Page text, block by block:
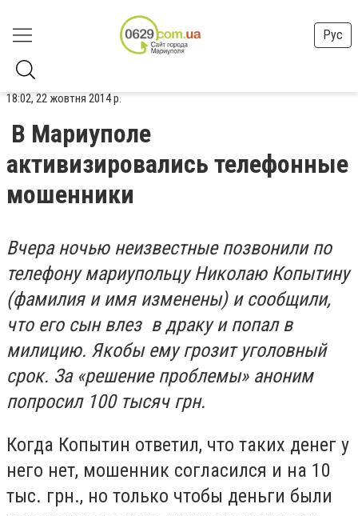
Рус
18:02, 22 жовтня 2014 р.
В Мариуполе
активизировались телефонные
мошенники
Вчера ночью неизвестные позвонили по
телефону мариупольцу Николаю Копытину
(фамилия и имя изменены) и сообщили,
что его сын влез в драку и попал в
милицию. Якобы ему грозит уголовный
срок. За «решение проблемы» аноним
попросил 100 тысяч грн.
Когда Копытин ответил, что таких денег у
него нет, мошенник согласился и на 10
тыс. грн., но только чтобы деньги были